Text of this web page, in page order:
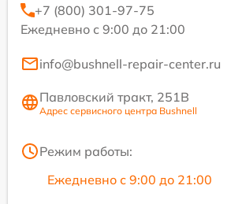
+7 (800) 301-97-75
Ежедневно с 9:00 до 21:00
info@bushnell-repair-center.ru
Павловский тракт, 251В
Адрес сервисного центра Bushnell
Режим работы:
Ежедневно с 9:00 до 21:00